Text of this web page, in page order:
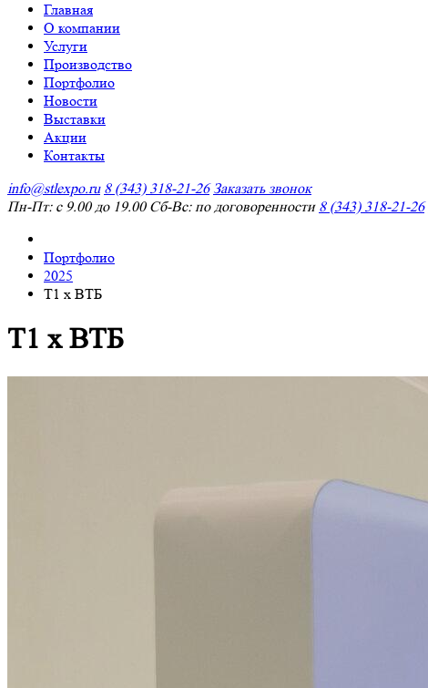
Главная
О компании
Услуги
Производство
Портфолио
Новости
Выставки
Акции
Контакты
info@stlexpo.ru 8 (343) 318-21-26 Заказать звонок
Пн-Пт: с 9.00 до 19.00 Сб-Вс: по договоренности 8 (343) 318-21-26
Портфолио
2025
Т1 х ВТБ
Т1 х ВТБ